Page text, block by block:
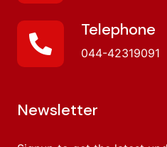
Telephone
044-42319091
Newsletter